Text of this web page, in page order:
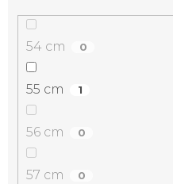
54 cm 0
55 cm 1
56 cm 0
57 cm 0